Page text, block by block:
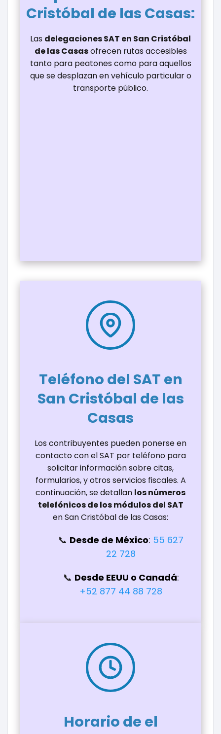
Cristóbal de las Casas:
Las delegaciones SAT en San Cristóbal
de las Casasofrecen rutas accesibles
tanto para peatones como para aquellos
que se desplazan en vehículo particular o
transporte público.
Teléfono del SAT en
San Cristóbal de las
Casas
Los contribuyentes pueden ponerse en
contacto con el SAT por teléfono para
solicitar información sobre citas,
formularios, y otros servicios fiscales. A
continuación, se detallan los números
telefónicos de los módulos del SAT
en San Cristóbal de las Casas:
Desde de México: 55 627
22 728
Desde EEUU o Canadá:
+52 877 44 88 728
Horario de el